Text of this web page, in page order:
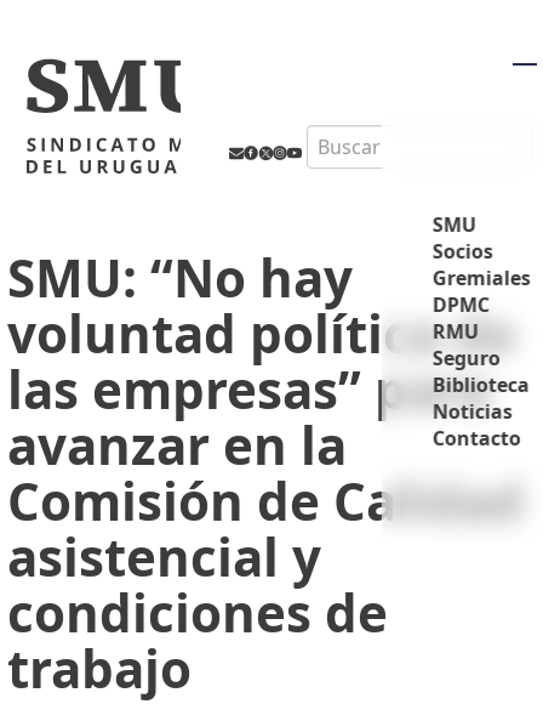
Search
SMU
Socios
Gremiales
DPMC
RMU
Seguro
Biblioteca
Noticias
Contacto
SMU: “No hay
voluntad política de
las empresas” para
avanzar en la
Comisión de Calidad
asistencial y
condiciones de
trabajo